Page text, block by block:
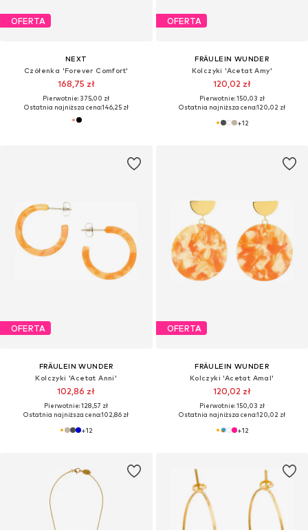
OFERTA
NEXT
Czółenka 'Forever Comfort'
168,75 zł
Pierwotnie: 375,00 zł
Ostatnia najniższa cena:146,25 zł
OFERTA
FRÄULEIN WUNDER
Kolczyki 'Acetat Amy'
120,02 zł
Pierwotnie: 150,03 zł
Ostatnia najniższa cena:120,02 zł
+12
OFERTA
FRÄULEIN WUNDER
Kolczyki 'Acetat Anni'
102,86 zł
Pierwotnie: 128,57 zł
Ostatnia najniższa cena:102,86 zł
+12
OFERTA
FRÄULEIN WUNDER
Kolczyki 'Acetat Amal'
120,02 zł
Pierwotnie: 150,03 zł
Ostatnia najniższa cena:120,02 zł
+12